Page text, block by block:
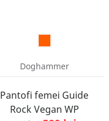
Doghammer
Pantofi femei Guide
Rock Vegan WP